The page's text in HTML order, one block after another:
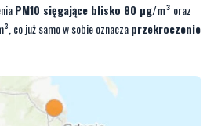
PM10 sięgające blisko 80 µg/m³ oraz
co już samo w sobie oznaczaprzekroczenie